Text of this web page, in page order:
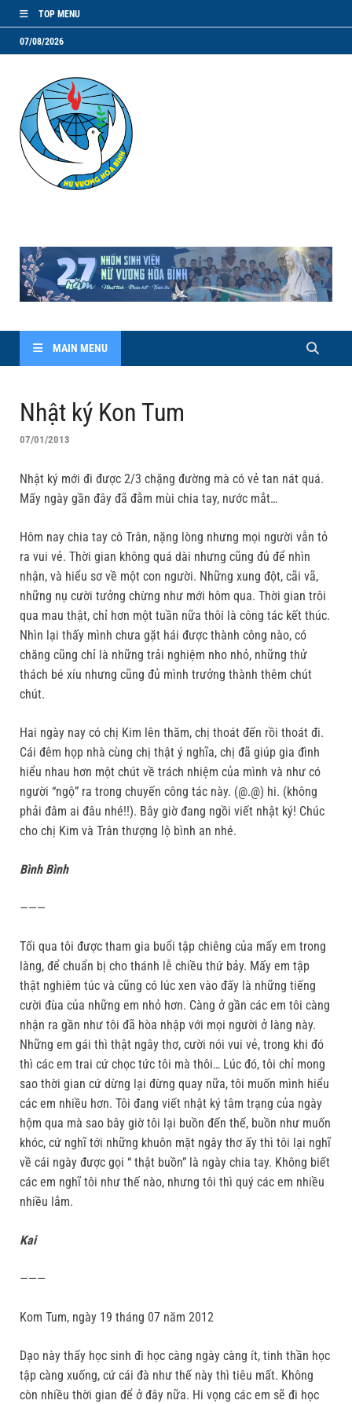
TOP MENU
07/08/2026
MAIN MENU
Nhật ký Kon Tum
07/01/2013
Nhật ký mới đi được 2/3 chặng đường mà có vẻ tan nát quá.
Mấy ngày gần đây đã đẫm mùi chia tay, nước mắt…
Hôm nay chia tay cô Trân, nặng lòng nhưng mọi người vẫn tỏ
ra vui vẻ. Thời gian không quá dài nhưng cũng đủ để nhìn
nhận, và hiểu sơ về một con người. Những xung đột, cãi vã,
những nụ cười tưởng chừng như mới hôm qua. Thời gian trôi
qua mau thật, chỉ hơn một tuần nữa thôi là công tác kết thúc.
Nhìn lại thấy mình chưa gặt hái được thành công nào, có
chăng cũng chỉ là những trải nghiệm nho nhỏ, những thử
thách bé xíu nhưng cũng đủ mình trưởng thành thêm chút
chút.
Hai ngày nay có chị Kim lên thăm, chị thoát đến rồi thoát đi.
Cái đêm họp nhà cùng chị thật ý nghĩa, chị đã giúp gia đình
hiểu nhau hơn một chút về trách nhiệm của mình và như có
người “ngộ” ra trong chuyến công tác này. (@.@) hi. (không
phải đâm ai đâu nhé!!). Bây giờ đang ngồi viết nhật ký! Chúc
cho chị Kim và Trân thượng lộ bình an nhé.
Bình Bình
———
Tối qua tôi được tham gia buổi tập chiêng của mấy em trong
làng, để chuẩn bị cho thánh lễ chiều thứ bảy. Mấy em tập
thật nghiêm túc và cũng có lúc xen vào đấy là những tiếng
cười đùa của những em nhỏ hơn. Càng ở gần các em tôi càng
nhận ra gần như tôi đã hòa nhập với mọi người ở làng này.
Những em gái thì thật ngây thơ, cười nói vui vẻ, trong khi đó
thì các em trai cứ chọc tức tôi mà thôi… Lúc đó, tôi chỉ mong
sao thời gian cứ dừng lại đừng quay nữa, tôi muốn mình hiểu
các em nhiều hơn. Tôi đang viết nhật ký tâm trạng của ngày
hộm qua mà sao bây giờ tôi lại buồn đến thế, buồn như muốn
khóc, cứ nghĩ tới những khuôn mặt ngây thơ ấy thì tôi lại nghĩ
về cái ngày được gọi “ thật buồn” là ngày chia tay. Không biết
các em nghĩ tôi như thế nào, nhưng tôi thì quý các em nhiều
nhiều lắm.
Kai
———
Kom Tum, ngày 19 tháng 07 năm 2012
Dạo này thấy học sinh đi học càng ngày càng ít, tinh thần học
tập càng xuống, cứ cái đà như thế này thì tiêu mất. Không
còn nhiều thời gian để ở đây nữa. Hi vọng các em sẽ đi học